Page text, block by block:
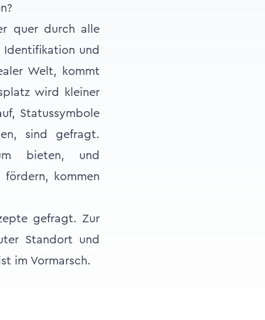
quer durch alle
Identifikation und
Welt, kommt
wird kleiner
Statussymbole
sind gefragt.
bieten, und
kommen
gefragt. Zur
Standort und
im Vormarsch.